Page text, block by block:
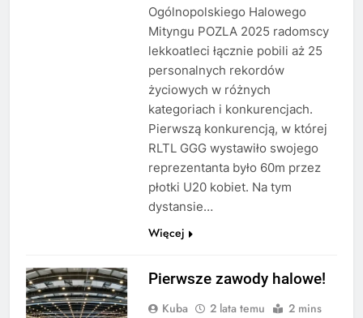
Ogólnopolskiego Halowego
Mityngu POZLA 2025 radomscy
lekkoatleci łącznie pobili aż 25
personalnych rekordów
życiowych w różnych
kategoriach i konkurencjach.
Pierwszą konkurencją, w której
RLTL GGG wystawiło swojego
reprezentanta było 60m przez
płotki U20 kobiet. Na tym
dystansie…
Więcej
Pierwsze zawody halowe!
Kuba 2 lata temu 2 mins